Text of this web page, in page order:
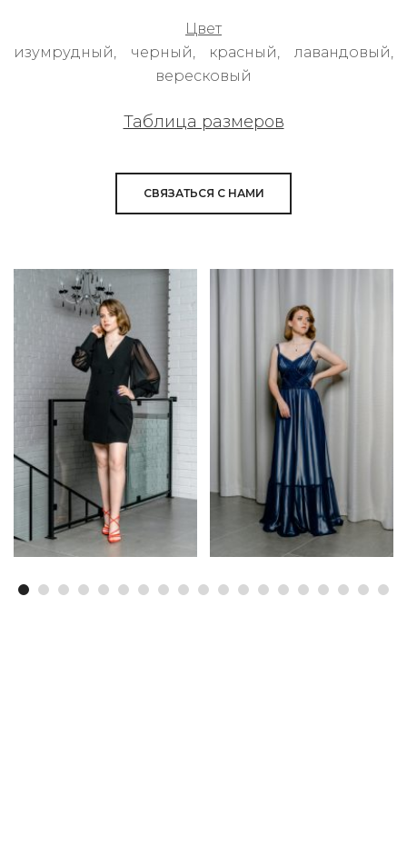
Цвет
изумрудный, черный, красный, лавандовый,
вересковый
Таблица размеров
СВЯЗАТЬСЯ С НАМИ